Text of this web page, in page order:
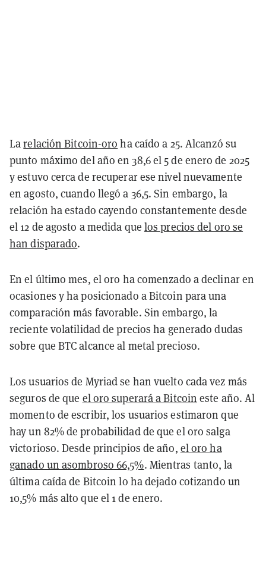
Larelación Bitcoin-oro ha caído a 25. Alcanzó su
punto máximo del año en 38,6 el 5 de enero de 2025
y estuvo cerca de recuperar ese nivel nuevamente
en agosto, cuando llegó a 36,5. Sin embargo, la
relación ha estado cayendo constantemente desde
el 12 de agosto a medida que los precios del oro se
han disparado.
En el último mes, el oro ha comenzado a declinar en
ocasiones y ha posicionado a Bitcoin para una
comparación más favorable. Sin embargo, la
reciente volatilidad de precios ha generado dudas
sobre que BTC alcance al metal precioso.
Los usuarios de Myriad se han vuelto cada vez más
seguros de que el oro superará a Bitcoin este año. Al
momento de escribir, los usuarios estimaron que
hay un 82% de probabilidad de que el oro salga
victorioso. Desde principios de año, el oro ha
ganado un asombroso 66,5%. Mientras tanto, la
última caída de Bitcoin lo ha dejado cotizando un
10,5% más alto que el 1 de enero.